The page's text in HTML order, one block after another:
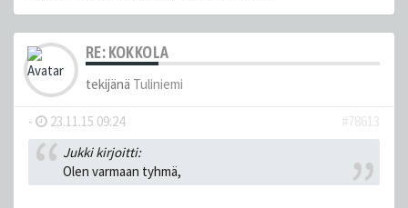
RE: KOKKOLA
tekijänä Tuliniemi
- 23.11.15 09:24
#78613
Jukki kirjoitti:
Olen varmaan tyhmä,